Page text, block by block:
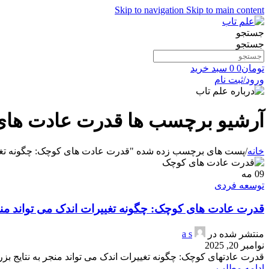
Skip to navigation Skip to main content
جستجو
جستجو
تومان0
0 سبد خرید
ورود/ثبت نام
آرشیو برچسب ها قدرت عادت
خانه/پست های برچسب زده شده "قدرت عادت های کوچک: چگونه
09 مه
توسعه فردی
قدرت عادت های کوچک: چگونه تغییرات اندک می تواند
منتشر شده در
a s
نوامبر 20, 2025
قدرت عادتهای کوچک: چگونه تغییرات اندک می تواند منجر به